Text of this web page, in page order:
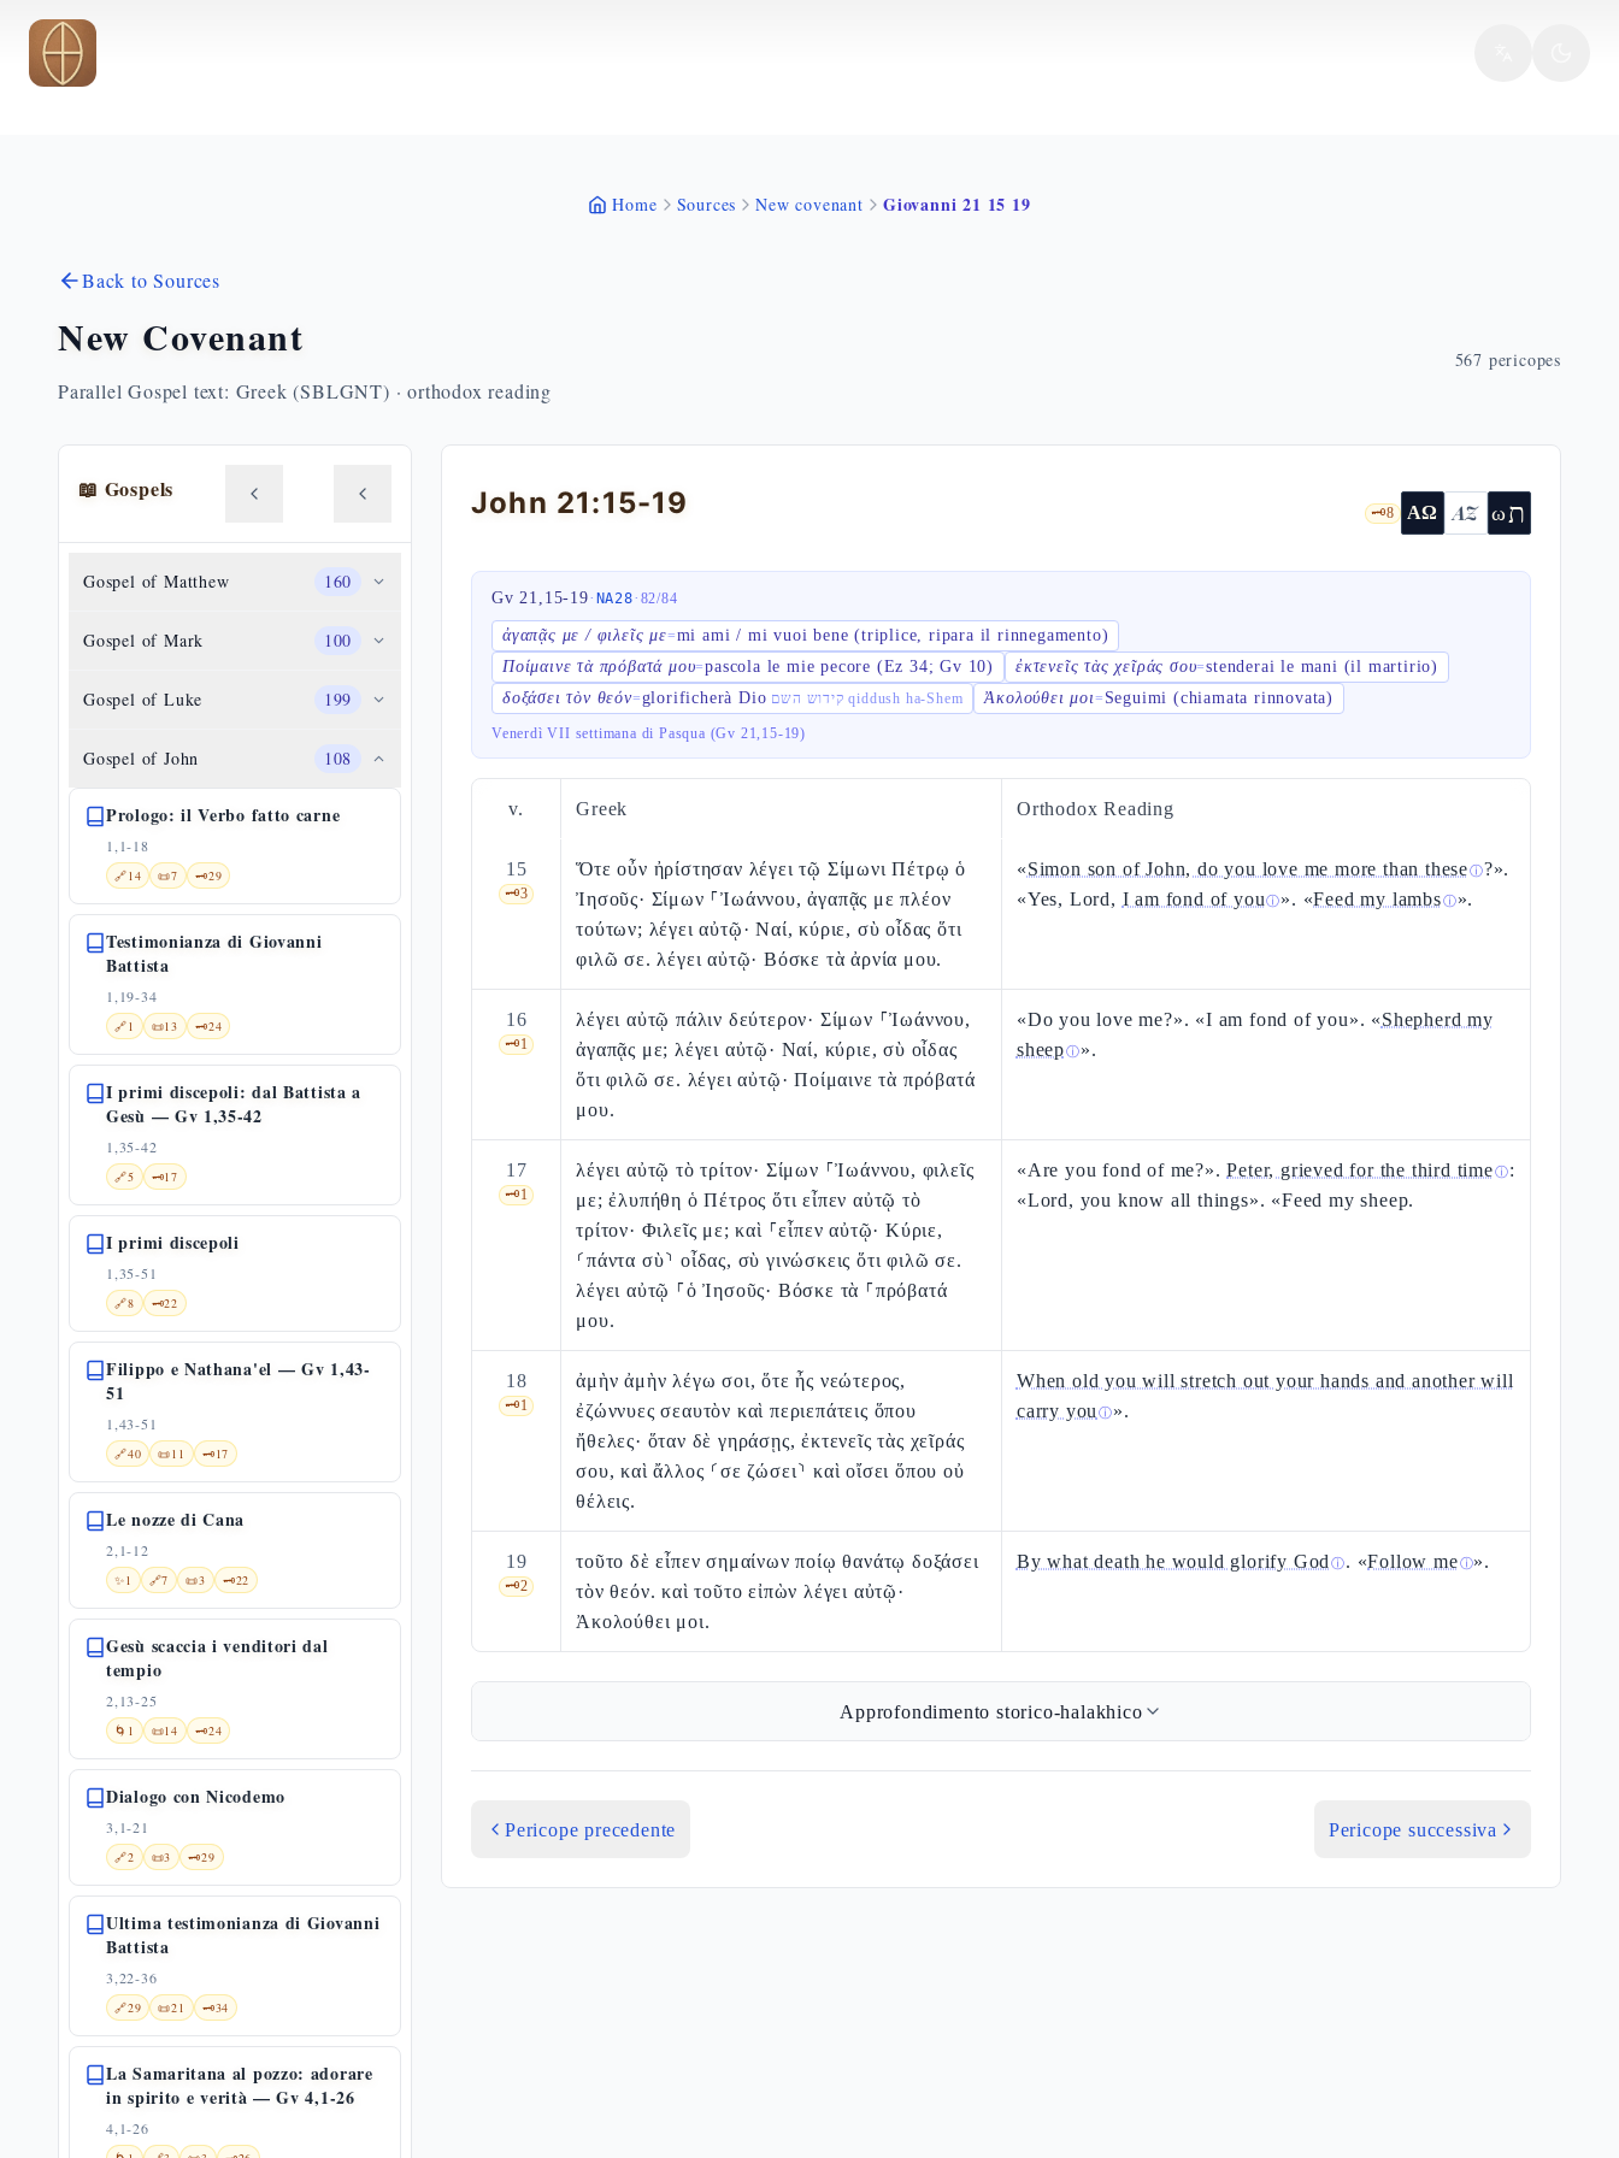
Skip to main content
Home Sources New covenant Giovanni 21 15 19
Back to Sources
New Covenant
Parallel Gospel text: Greek (SBLGNT) · orthodox reading
567 pericopes
📖 Gospels
Gospel of Matthew 160
Gospel of Mark 100
Gospel of Luke 199
Gospel of John 108
Prologo: il Verbo fatto carne
1,1-18
🔗14 📜7 🗝️29
Testimonianza di Giovanni
Battista
1,19-34
🔗1 📜13 🗝️24
I primi discepoli: dal Battista a
Gesù — Gv 1,35-42
1,35-42
🔗5 🗝️17
I primi discepoli
1,35-51
🔗8 🗝️22
Filippo e Nathana'el — Gv 1,43-
51
1,43-51
🔗40 📜11 🗝️17
Le nozze di Cana
2,1-12
✨1 🔗7 📜3 🗝️22
Gesù scaccia i venditori dal
tempio
2,13-25
🌀 1 📜14 🗝️24
Dialogo con Nicodemo
3,1-21
🔗2 📜3 🗝️29
Ultima testimonianza di Giovanni
Battista
3,22-36
🔗29 📜21 🗝️34
La Samaritana al pozzo: adorare
in spirito e verità — Gv 4,1-26
4,1-26
John 21:15-19 🗝️8 ΑΩ AZ ωת
Gv 21,15-19· NA28· 82/84
ἀγαπᾷς με / φιλεῖς με=mi ami / mi vuoi bene (triplice, ripara il rinnegamento)
Ποίμαινε τὰ πρόβατά μου=pascola le mie pecore (Ez 34; Gv 10) ἐκτενεῖς τὰς χεῖράς σου=stenderai le mani (il martirio)
δοξάσει τὸν θεόν=glorificherà Dio קידוש השם qiddush ha-Shem Ἀκολούθει μοι= Seguimi (chiamata rinnovata)
Venerdì VII settimana di Pasqua (Gv 21,15-19)
v. Greek Orthodox Reading
15
🗝️3
Ὅτε οὖν ἠρίστησαν λέγει τῷ Σίμωνι Πέτρῳ ὁ
Ἰησοῦς· Σίμων ⸀Ἰωάννου, ἀγαπᾷς με πλέον
τούτων; λέγει αὐτῷ· Ναί, κύριε, σὺ οἶδας ὅτι
φιλῶ σε. λέγει αὐτῷ· Βόσκε τὰ ἀρνία μου.
«Simon son of John, do you love me more than theseⓘ?».
«Yes, Lord, I am fond of youⓘ». «Feed my lambsⓘ».
16
🗝️1
λέγει αὐτῷ πάλιν δεύτερον· Σίμων ⸀Ἰωάννου,
ἀγαπᾷς με; λέγει αὐτῷ· Ναί, κύριε, σὺ οἶδας
ὅτι φιλῶ σε. λέγει αὐτῷ· Ποίμαινε τὰ πρόβατά
μου.
«Do you love me?». «I am fond of you». «Shepherd my
sheepⓘ».
17
🗝️1
λέγει αὐτῷ τὸ τρίτον· Σίμων ⸀Ἰωάννου, φιλεῖς
με; ἐλυπήθη ὁ Πέτρος ὅτι εἶπεν αὐτῷ τὸ
τρίτον· Φιλεῖς με; καὶ ⸀εἶπεν αὐτῷ· Κύριε,
⸂πάντα σὺ⸃ οἶδας, σὺ γινώσκεις ὅτι φιλῶ σε.
λέγει αὐτῷ ⸀ὁ Ἰησοῦς· Βόσκε τὰ ⸀πρόβατά
μου.
«Are you fond of me?».Peter, grieved for the third timeⓘ:
«Lord, you know all things». «Feed my sheep.
18
🗝️1
ἀμὴν ἀμὴν λέγω σοι, ὅτε ἦς νεώτερος,
ἐζώννυες σεαυτὸν καὶ περιεπάτεις ὅπου
ἤθελες· ὅταν δὲ γηράσῃς, ἐκτενεῖς τὰς χεῖράς
σου, καὶ ἄλλος ⸂σε ζώσει⸃ καὶ οἴσει ὅπου οὐ
θέλεις.
When old you will stretch out your hands and another will
carry you ⓘ».
19
🗝️2
τοῦτο δὲ εἶπεν σημαίνων ποίῳ θανάτῳ δοξάσει
τὸν θεόν. καὶ τοῦτο εἰπὼν λέγει αὐτῷ·
Ἀκολούθει μοι.
By what death he would glorify God ⓘ. «Follow meⓘ».
Approfondimento storico-halakhico
Pericope precedente Pericope successiva